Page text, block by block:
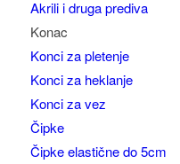
Akrili i druga prediva
Konac
Konci za pletenje
Konci za heklanje
Konci za vez
Čipke
Čipke elastične do 5cm